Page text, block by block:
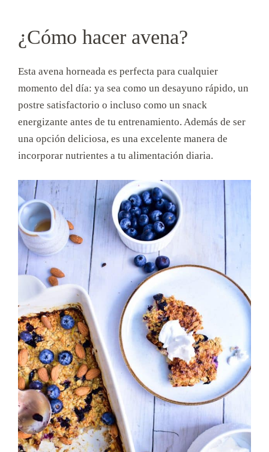
¿Cómo hacer avena?
Esta avena horneada es perfecta para cualquier
momento del día: ya sea como un desayuno rápido, un
postre satisfactorio o incluso como un snack
energizante antes de tu entrenamiento. Además de ser
una opción deliciosa, es una excelente manera de
incorporar nutrientes a tu alimentación diaria.